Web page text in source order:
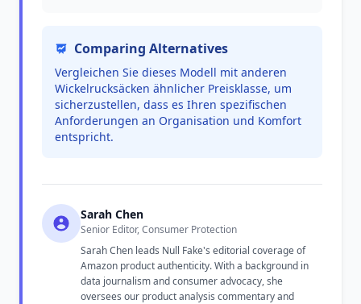
Comparing Alternatives
Vergleichen Sie dieses Modell mit anderen
Wickelrucksäcken ähnlicher Preisklasse, um
sicherzustellen, dass es Ihren spezifischen
Anforderungen an Organisation und Komfort
entspricht.
Sarah Chen
Senior Editor, Consumer Protection
Sarah Chen leads Null Fake's editorial coverage of
Amazon product authenticity. With a background in
data journalism and consumer advocacy, she
oversees our product analysis commentary and